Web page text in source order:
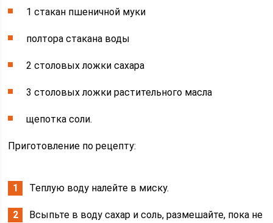
1 стакан пшеничной муки
полтора стакана воды
2 столовых ложки сахара
3 столовых ложки растительного масла
щепотка соли.
Приготовление по рецепту:
Теплую воду налейте в миску.
Всыпьте в воду сахар и соль, размешайте, пока не